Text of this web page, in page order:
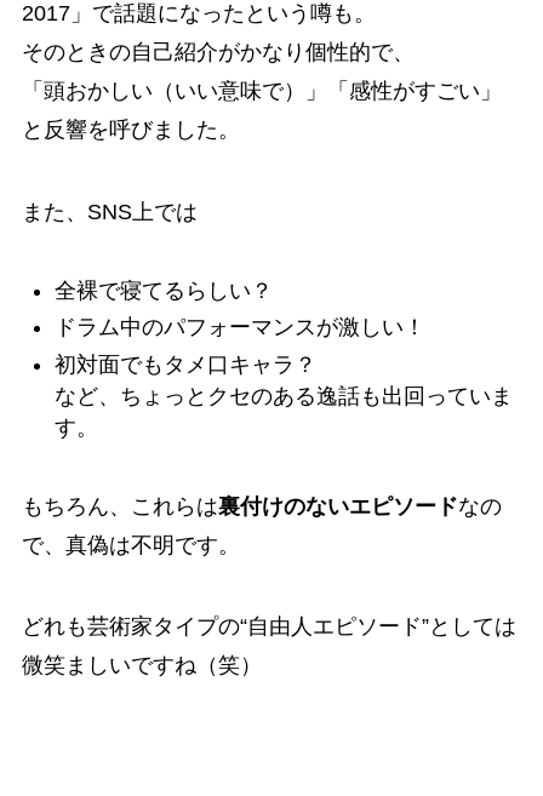
2017」で話題になったという噂も。
そのときの自己紹介がかなり個性的で、
「頭おかしい（いい意味で）」「感性がすごい」
と反響を呼びました。
また、SNS上では
全裸で寝てるらしい？
ドラム中のパフォーマンスが激しい！
初対面でもタメ口キャラ？
など、ちょっとクセのある逸話も出回っていま
す。
もちろん、これらは裏付けのないエピソードなの
で、真偽は不明です。
どれも芸術家タイプの“自由人エピソード”としては
微笑ましいですね（笑）